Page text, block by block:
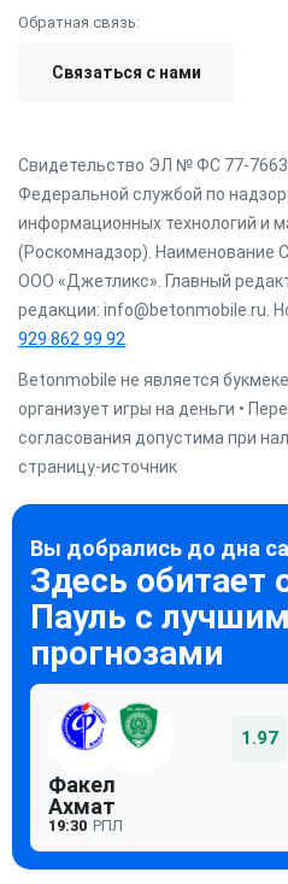
Обратная связь:
Связаться с нами
Свидетельство ЭЛ № ФС 77-
Федеральной службой по
информационных технологий и
(Роскомнадзор). Наименование
ООО «Джетликс». Главный
редакции: info@betonmobile.ru.
929 862 99 92
Betonmobile не является
организует игры на деньги •
согласования допустима при
страницу-источник
1.97
Факел
Ахмат
19:30 РПЛ